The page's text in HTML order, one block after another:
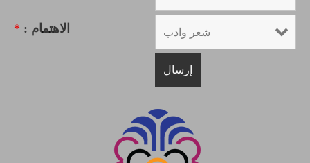
الاهتمام : *